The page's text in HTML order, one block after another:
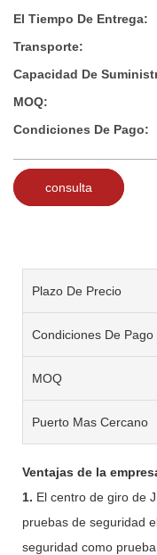
El Tiempo De Entrega:
Transporte:
Capacidad De
MOQ:
Condiciones De Pago:
consulta
Plazo De Precio
Condiciones De Pago
MOQ
Puerto Mas Cercano
Ventajas de la
1. El centro de giro de
pruebas de seguridad
seguridad como